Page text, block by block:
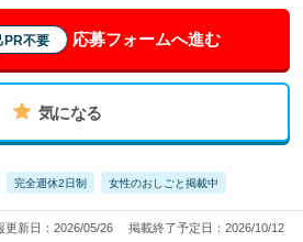
PR不要 応募フォームへ進む
気になる
完全週休2日制 女性のおしごと掲載中
更新日：2026/05/26 掲載終了予定日：2026/10/12